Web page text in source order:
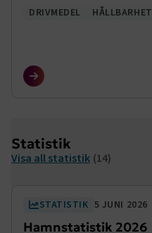
DRIVMEDEL HÅLLBARHET
Statistik
Visa all statistik (14)
STATISTIK 5 JUNI 2026
Hamnstatistik 2026